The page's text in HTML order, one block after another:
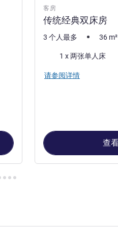
客房
传统经典双床房
3 个人最多 36 m²
床上用品1 x 两张单人床
请参阅详情
查